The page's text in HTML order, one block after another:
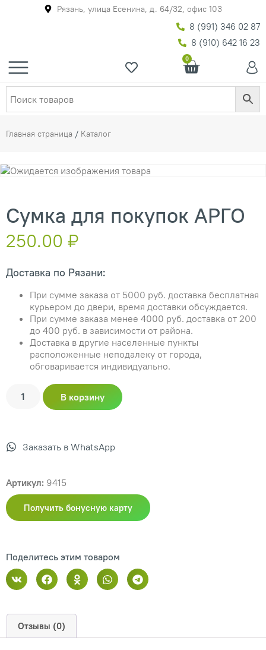
Рязань, улица Есенина, д. 64/32, офис 103
8 (991) 346 02 87
8 (910) 642 16 23
0
Главная страница / Каталог
Сумка для покупок АРГО
250.00 ₽
Доставка по Рязани:
При сумме заказа от 5000 руб. доставка бесплатная
курьером до двери, время доставки обсуждается.
При сумме заказа менее 4000 руб. доставка от 200
до 400 руб. в зависимости от района.
Доставка в другие населенные пункты
расположенные неподалеку от города,
обговаривается индивидуально.
В корзину
Заказать в WhatsApp
Артикул: 9415
Получить бонусную карту
Поделитесь этим товаром
Отзывы (0)